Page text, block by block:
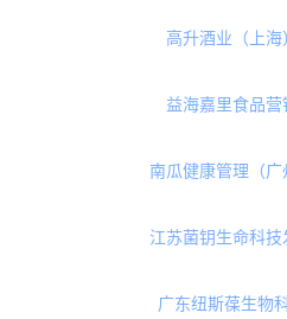
湖南西子健康集团
大连医诺生物股
广东亿康科技
复星开心购（深圳
杭州春播秋收农业